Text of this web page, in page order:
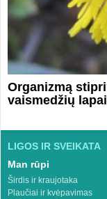
Organizmą
vaismedžių
LIGOS IR SVEIKATA
Man rūpi
Širdis ir kraujotaka
Plaučiai ir kvėpavimas